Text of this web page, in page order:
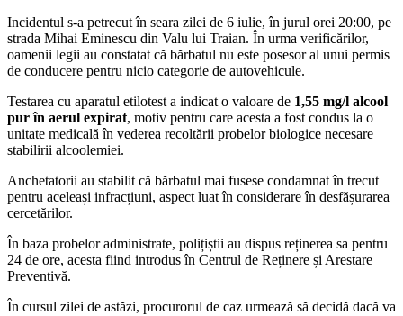
Incidentul s-a petrecut în seara zilei de 6 iulie, în jurul orei 20:00, pe
strada Mihai Eminescu din Valu lui Traian. În urma verificărilor,
oamenii legii au constatat că bărbatul nu este posesor al unui permis
de conducere pentru nicio categorie de autovehicule.
Testarea cu aparatul etilotest a indicat o valoare de 1,55 mg/l alcool
pur în aerul expirat, motiv pentru care acesta a fost condus la o
unitate medicală în vederea recoltării probelor biologice necesare
stabilirii alcoolemiei.
Anchetatorii au stabilit că bărbatul mai fusese condamnat în trecut
pentru aceleași infracțiuni, aspect luat în considerare în desfășurarea
cercetărilor.
În baza probelor administrate, polițiștii au dispus reținerea sa pentru
24 de ore, acesta fiind introdus în Centrul de Reținere și Arestare
Preventivă.
În cursul zilei de astăzi, procurorul de caz urmează să decidă dacă va